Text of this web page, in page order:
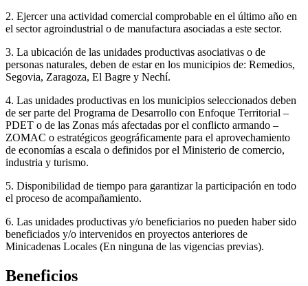
2. Ejercer una actividad comercial comprobable en el último año en
el sector agroindustrial o de manufactura asociadas a este sector.
3. La ubicación de las unidades productivas asociativas o de
personas naturales, deben de estar en los municipios de: Remedios,
Segovia, Zaragoza, El Bagre y Nechí.
4. Las unidades productivas en los municipios seleccionados deben
de ser parte del Programa de Desarrollo con Enfoque Territorial –
PDET o de las Zonas más afectadas por el conflicto armando –
ZOMAC o estratégicos geográficamente para el aprovechamiento
de economías a escala o definidos por el Ministerio de comercio,
industria y turismo.
5. Disponibilidad de tiempo para garantizar la participación en todo
el proceso de acompañamiento.
6. Las unidades productivas y/o beneficiarios no pueden haber sido
beneficiados y/o intervenidos en proyectos anteriores de
Minicadenas Locales (En ninguna de las vigencias previas).
Beneficios